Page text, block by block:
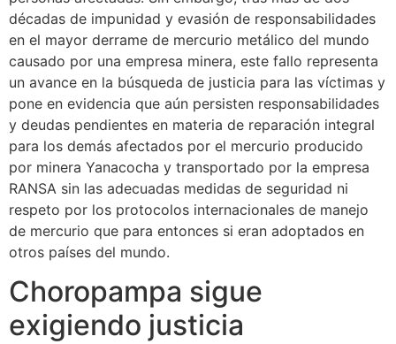
décadas de impunidad y evasión de responsabilidades
en el mayor derrame de mercurio metálico del mundo
causado por una empresa minera, este fallo representa
un avance en la búsqueda de justicia para las víctimas y
pone en evidencia que aún persisten responsabilidades
y deudas pendientes en materia de reparación integral
para los demás afectados por el mercurio producido
por minera Yanacocha y transportado por la empresa
RANSA sin las adecuadas medidas de seguridad ni
respeto por los protocolos internacionales de manejo
de mercurio que para entonces si eran adoptados en
otros países del mundo.
Choropampa sigue
exigiendo justicia